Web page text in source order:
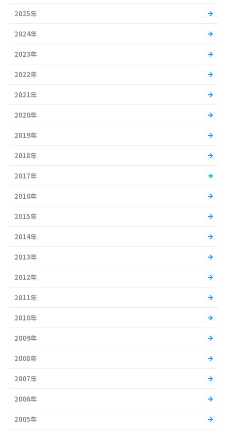
2025年
2024年
2023年
2022年
2021年
2020年
2019年
2018年
2017年
2016年
2015年
2014年
2013年
2012年
2011年
2010年
2009年
2008年
2007年
2006年
2005年